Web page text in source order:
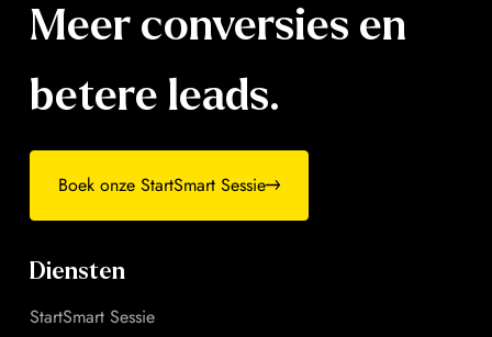
Meer conversies en
betere leads.
Boek onze StartSmart Sessie
Diensten
StartSmart Sessie